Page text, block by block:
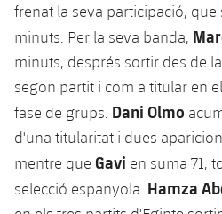
Fotos
VALORANT Game
eFootball
frenat la seva participació, que
minuts. Per la seva banda,
minuts, després sortir des de
segon partit i com a titular en
fase de grups. Dani Olmo
d'una titularitat i dues
mentre que Gavi en suma 71,
selecció espanyola. Hamza